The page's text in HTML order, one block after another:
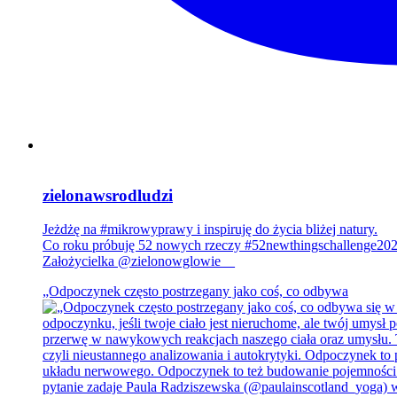
zielonawsrodludzi
Jeżdżę na #mikrowyprawy i inspiruję do życia bliżej natury.
Co roku próbuję 52 nowych rzeczy
Założycielka @zielonowglowie__
„Odpoczynek często postrzegany jako coś, co odbywa